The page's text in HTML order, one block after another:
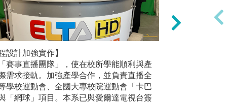
設計加強實作】
賽事直播團隊」，使在校所學能順利與產
需求接軌。加強產學合作，並負責直播全
學校運動會、全國大專校院運動會「卡巴
「網球」項目。本系已與愛爾達電視台簽
【
全
程
機
考